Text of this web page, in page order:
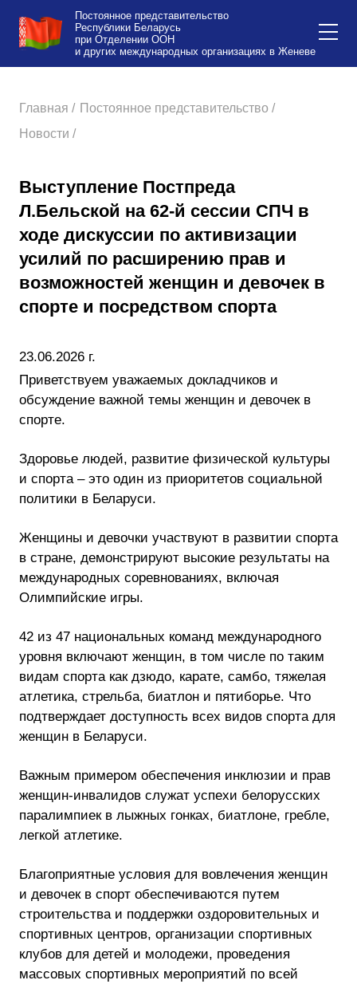
Постоянное представительство
Республики Беларусь
при Отделении ООН
и других международных организациях в Женеве
Главная / Постоянное представительство /
Новости /
Выступление Постпреда
Л.Бельской на 62-й сессии СПЧ в
ходе дискуссии по активизации
усилий по расширению прав и
возможностей женщин и девочек в
спорте и посредством спорта
23.06.2026 г.
Приветствуем уважаемых докладчиков и
обсуждение важной темы женщин и девочек в
спорте.
Здоровье людей, развитие физической культуры
и спорта – это один из приоритетов социальной
политики в Беларуси.
Женщины и девочки участвуют в развитии спорта
в стране, демонстрируют высокие результаты на
международных соревнованиях, включая
Олимпийские игры.
42 из 47 национальных команд международного
уровня включают женщин, в том числе по таким
видам спорта как дзюдо, карате, самбо, тяжелая
атлетика, стрельба, биатлон и пятиборье. Что
подтверждает доступность всех видов спорта для
женщин в Беларуси.
Важным примером обеспечения инклюзии и прав
женщин-инвалидов служат успехи белорусских
паралимпиек в лыжных гонках, биатлоне, гребле,
легкой атлетике.
Благоприятные условия для вовлечения женщин
и девочек в спорт обеспечиваются путем
строительства и поддержки оздоровительных и
спортивных центров, организации спортивных
клубов для детей и молодежи, проведения
массовых спортивных мероприятий по всей